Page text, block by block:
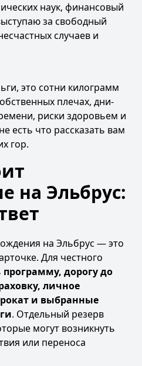
наук, финансовый
за свободный
случаев и
это сотни килограмм
плечах, дни-
риски здоровьем и
есть что рассказать вам
гор.
на Эльбрус:
на Эльбрус — это
Для честного
программу, дорогу до
личное
и выбранные
. Отдельный резерв
могут возникнуть
или переноса